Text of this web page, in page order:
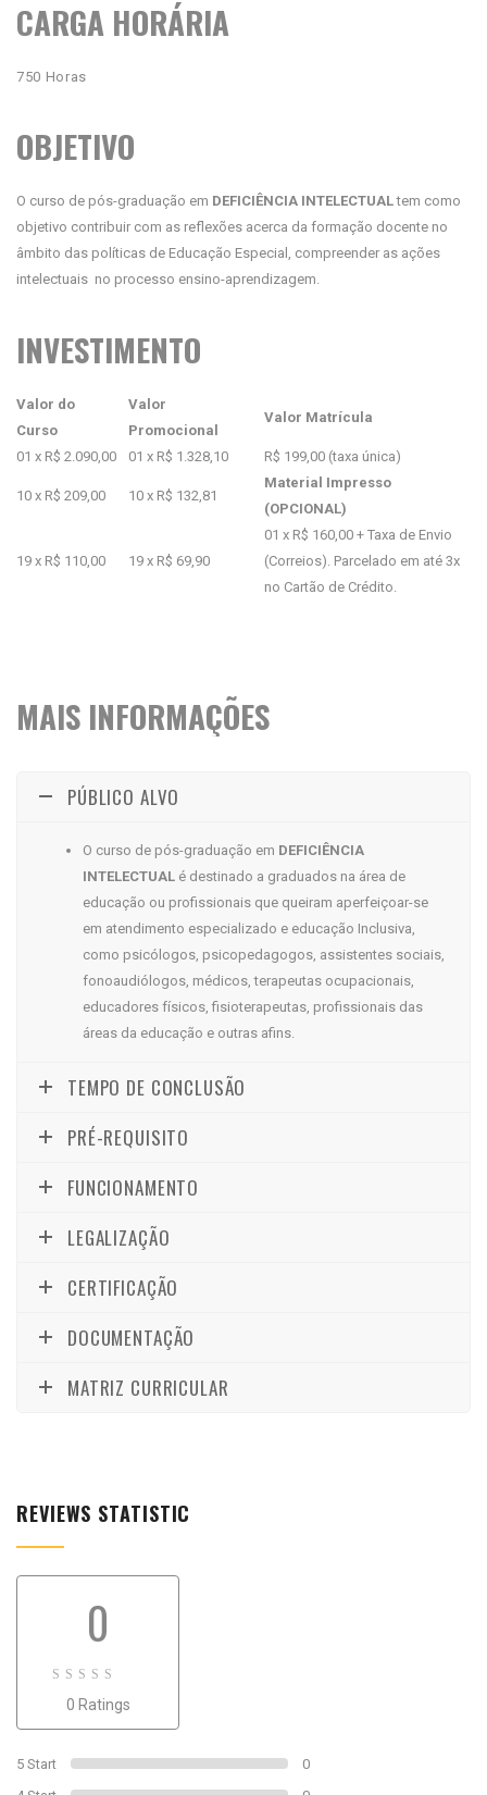
CARGA HORÁRIA
750 Horas
OBJETIVO
O curso de pós-graduação em DEFICIÊNCIA INTELECTUALtem como
objetivo contribuir com as reflexões acerca da formação docente no
âmbito das políticas de Educação Especial, compreender as ações
intelectuais no processo ensino-aprendizagem.
INVESTIMENTO
Valor do
Curso
Valor
Promocional
Valor Matrícula
01 x R$ 2.090,00 01 x R$ 1.328,10 R$ 199,00 (taxa única)
10 x R$ 209,00 10 x R$ 132,81
Material Impresso
(OPCIONAL)
19 x R$ 110,00 19 x R$ 69,90
01 x R$ 160,00 + Taxa de Envio
(Correios). Parcelado em até 3x
no Cartão de Crédito.
MAIS INFORMAÇÕES
PÚBLICO ALVO
O curso de pós-graduação em DEFICIÊNCIA
INTELECTUAL é destinado a graduados na área de
educação ou profissionais que queiram aperfeiçoar-se
em atendimento especializado e educação Inclusiva,
como psicólogos, psicopedagogos, assistentes sociais,
fonoaudiólogos, médicos, terapeutas ocupacionais,
educadores físicos, fisioterapeutas, profissionais das
áreas da educação e outras afins.
TEMPO DE CONCLUSÃO
PRÉ-REQUISITO
FUNCIONAMENTO
LEGALIZAÇÃO
CERTIFICAÇÃO
DOCUMENTAÇÃO
MATRIZ CURRICULAR
REVIEWS STATISTIC
0
out
0
0 Ratings
5 Start
0